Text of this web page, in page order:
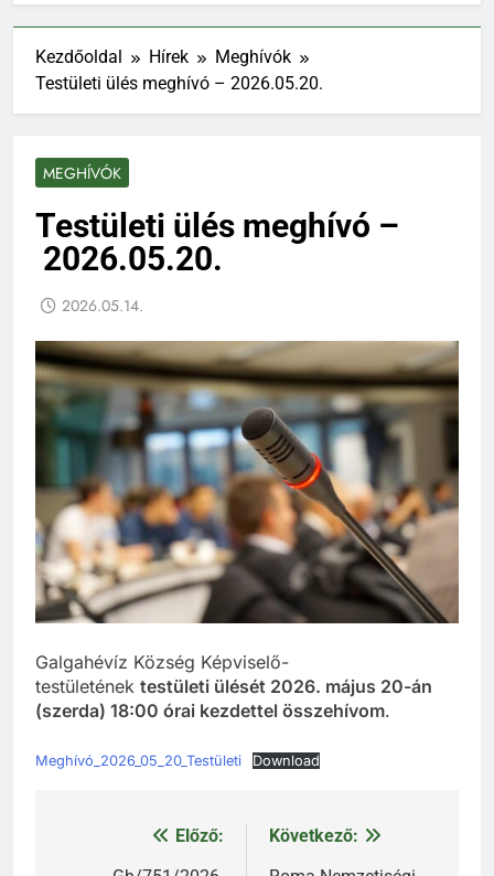
Kezdőoldal Hírek
Meghívók
Testületi ülés meghívó – 2026.05.20.
MEGHÍVÓK
Testületi ülés meghívó –
2026.05.20.
2026.05.14.
Galgahévíz Község Képviselő-
testületének testületi ülését 2026. május 20-án
(szerda) 18:00 órai kezdettel összehívom.
Meghívó_2026_05_20_Testületi Download
BejegyzésElőző:
Következő: